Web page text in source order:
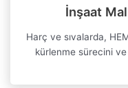
İnşaat
Harç ve sıvalarda,
kürlenme sürecini